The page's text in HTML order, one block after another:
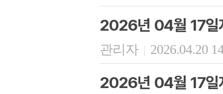
2026년 04월 17일
관리자 | 2026.04.20
2026년 04월 17일